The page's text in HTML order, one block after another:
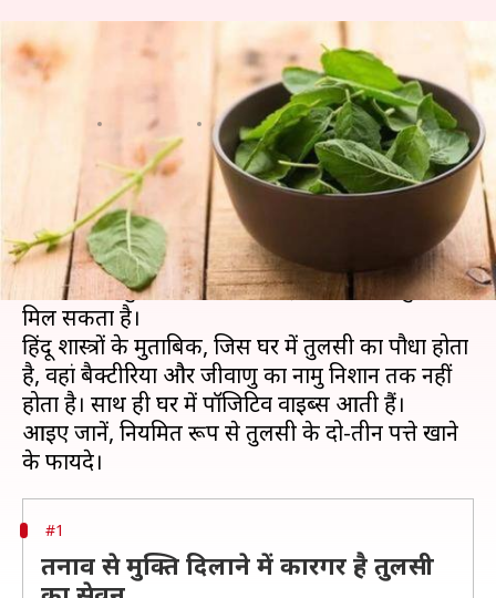
नियमित रूप से करें तुलसी के दो-तीन
पत्तों का सेवन, होंगे ये फायदे
Mar 14, 2020 01:32 pm
क्या है खबर?
धार्मिक मान्यता की वजह से भारत के लगभग हर घर में
तुलसी का पौधा लगा हुआ है, लेकिन बहुत कम लोग
जानते हैं कि तुलसी के सेवन से कई बीमारियों से छुटकारा
मिल सकता है।
हिंदू शास्त्रों के मुताबिक, जिस घर में तुलसी का पौधा होता
है, वहां बैक्टीरिया और जीवाणु का नामु निशान तक नहीं
होता है। साथ ही घर में पॉजिटिव वाइब्स आती हैं।
आइए जानें, नियमित रूप से तुलसी के दो-तीन पत्ते खाने
#1
तनाव से मुक्ति दिलाने में कारगर है तुलसी